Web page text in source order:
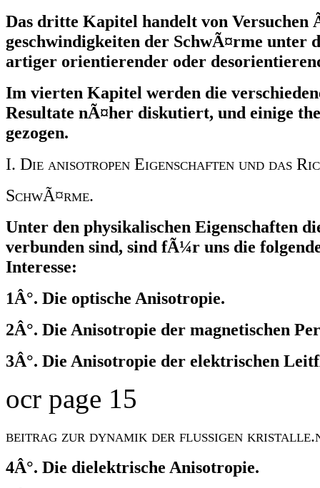
Das dritte Kapitel handelt von Versuchen
geschwindigkeiten der SchwÃ¤rme unter
artiger orientierender oder
Im vierten Kapitel werden die
Resultate nÃ¤her diskutiert, und einige
gezogen.
I. Die anisotropen Eigenschaften und das
SchwÃ¤rme.
Unter den physikalischen Eigenschaften
verbunden sind, sind fÃ¼r uns die
Interesse:
1Â°. Die optische Anisotropie.
2Â°. Die Anisotropie der magnetischen
3Â°. Die Anisotropie der elektrischen
ocr page 15
beitrag zur dynamik der flussigen
4Â°. Die dielektrische Anisotropie.